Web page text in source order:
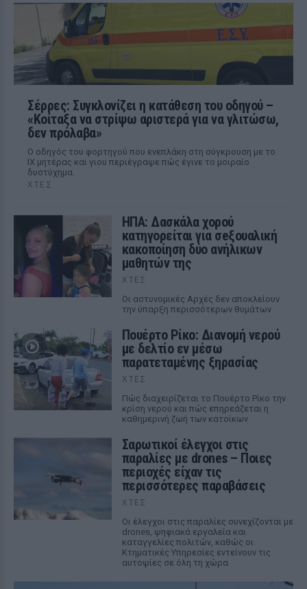
Σέρρες: Συγκλονίζει η κατάθεση του οδηγού –
«Κοίταξα να στρίψω αριστερά για να γλιτώσω,
δεν πρόλαβα»
Ο οδηγός του φορτηγού που ενεπλάκη στη σύγκρουση με το
ΙΧ μητέρας και γιου περιέγραψε πώς έγινε το μοιραίο
δυστύχημα.
ΧΤΕΣ
ΗΠΑ: Δασκάλα χορού
κατηγορείται για σeξουαλική
κακοποίηση δύο ανήλικων
μαθητών της
ΧΤΕΣ
Οι αστυνομικές Αρχές δεν αποκλείουν
την ύπαρξη περισσότερων θυμάτων
Πουέρτο Ρίκο: Διανομή νερού
με δελτίο εν μέσω
παρατεταμένης ξηρασίας
ΧΤΕΣ
Πώς διαχειρίζεται το Πουέρτο Ρίκο την
κρίση νερού και πώς επηρεάζεται η
καθημερινή ζωή των κατοίκων
Σαρωτικοί έλεγχοι στις
παραλίες με drones – Ποιες
περιοχές είχαν τις
περισσότερες παραβάσεις
ΧΤΕΣ
Οι έλεγχοι στις παραλίες συνεχίζονται με
drones, ψηφιακά εργαλεία και
καταγγελίες πολιτών, καθώς οι
Κτηματικές Υπηρεσίες εντείνουν τις
αυτοψίες σε όλη τη χώρα